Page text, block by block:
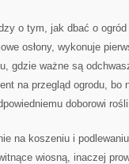
o tym, jak dbać o
osłony, wykonuje
gdzie ważne są
na przegląd ogrodu, bo
doborowi
na koszeniu i
wiosną, inaczej